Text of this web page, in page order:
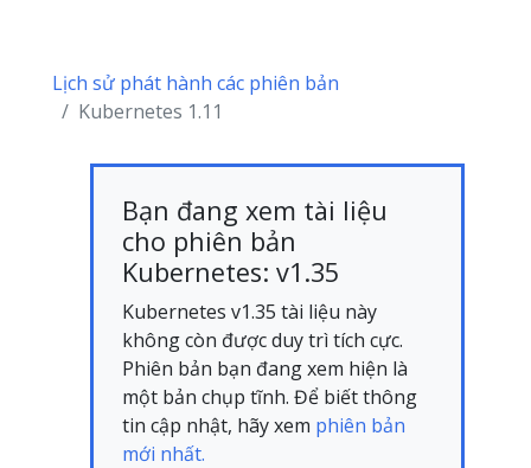
Lịch sử phát hành các phiên bản
Kubernetes 1.11
Bạn đang xem tài liệu
cho phiên bản
Kubernetes: v1.35
Kubernetes v1.35 tài liệu này
không còn được duy trì tích cực.
Phiên bản bạn đang xem hiện là
một bản chụp tĩnh. Để biết thông
tin cập nhật, hãy xem phiên bản
mới nhất.